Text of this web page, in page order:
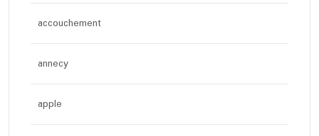
accouchement
annecy
apple